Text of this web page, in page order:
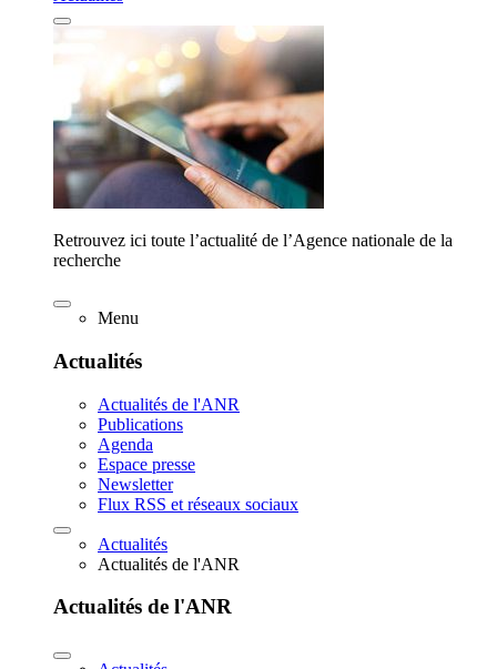
Retrouvez ici toute l’actualité de l’Agence nationale de la
recherche
Menu
Actualités
Actualités de l'ANR
Publications
Agenda
Espace presse
Newsletter
Flux RSS et réseaux sociaux
Actualités
Actualités de l'ANR
Actualités de l'ANR